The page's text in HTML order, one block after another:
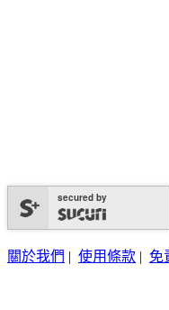
secured by
關於我們 | 使用條款 | 免